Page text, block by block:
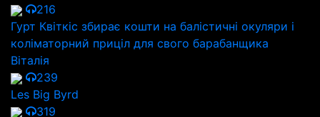
216
Гурт Квіткіс збирає кошти на балістичні окуляри і
коліматорний приціл для свого барабанщика
Віталія
239
Les Big Byrd
319